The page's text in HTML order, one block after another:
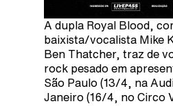
A dupla Royal Blood,
baixista/vocalista Mike
Ben Thatcher, traz de
rock pesado em
São Paulo (13/4, na
Janeiro (16/4, no Circo